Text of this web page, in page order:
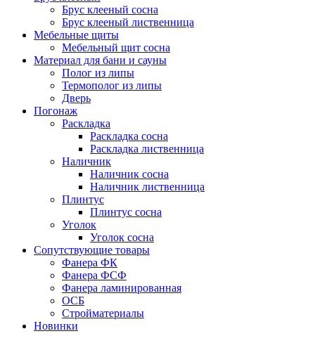
Брус клееный сосна
Брус клееный лиственница
Мебельные щиты
Мебельный щит сосна
Материал для бани и сауны
Полог из липы
Термополог из липы
Дверь
Погонаж
Раскладка
Раскладка сосна
Раскладка лиственница
Наличник
Наличник сосна
Наличник лиственница
Плинтус
Плинтус сосна
Уголок
Уголок сосна
Сопутствующие товары
Фанера ФК
Фанера ФСФ
Фанера ламинированная
ОСБ
Стройматериалы
Новинки